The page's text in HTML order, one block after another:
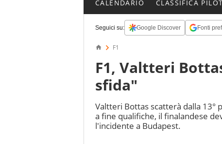
CALENDARIO CLASSIFICA
Seguici su: Google Discover Fonti
F1
F1, Valtteri
sfida"
Valtteri Bottas scatterà dalla 13°
a fine qualifiche, il finalandese
l'incidente a Budapest.